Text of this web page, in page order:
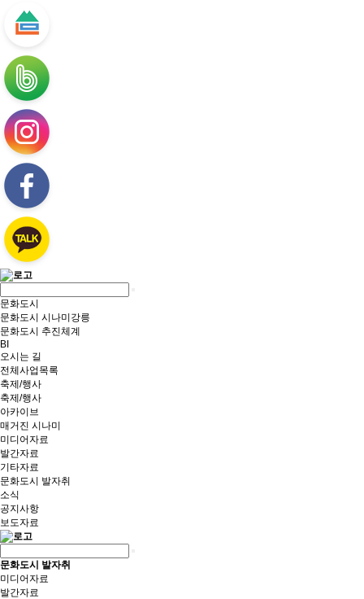
문화도시
문화도시 시나미강릉
문화도시 추진체계
BI
오시는 길
전체사업목록
축제/행사
축제/행사
아카이브
매거진 시나미
미디어자료
발간자료
기타자료
문화도시 발자취
소식
공지사항
보도자료
문화도시 발자취
미디어자료
발간자료